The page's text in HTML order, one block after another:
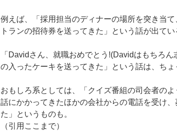
例えば、「採用担当のディナーの場所を突き当
トランの招待券を送ってきた」という話が出てい
「Davidさん、就職おめでとう!(Davidはもちろ
の入ったケーキを送ってきた」という話は、ち
おもしろ系としては、「クイズ番組の司会者の
話にかかってきたほかの会社からの電話を受け
た」というものも。
（引用ここまで）